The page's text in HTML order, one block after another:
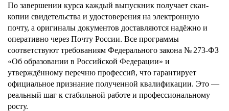
По завершении курса каждый выпускник получает скан-
копии свидетельства и удостоверения на электронную
почту, а оригиналы документов доставляются надёжно и
оперативно через Почту России. Все программы
соответствуют требованиям Федерального закона № 273-ФЗ
«Об образовании в Российской Федерации» и
утверждённому перечню профессий, что гарантирует
официальное признание полученной квалификации. Это —
реальный шаг к стабильной работе и профессиональному
росту.